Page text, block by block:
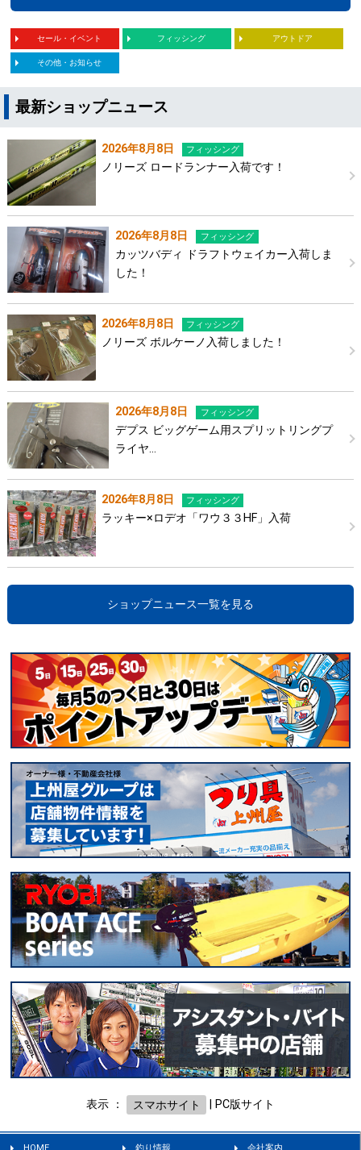
セール・イベント フィッシング アウトドア
その他・お知らせ
最新ショップニュース
2026年8月8日 フィッシング
ノリーズ ロードランナー入荷です！
2026年8月8日 フィッシング
カッツバディ ドラフトウェイカー入荷しま
した！
2026年8月8日 フィッシング
ノリーズ ボルケーノ入荷しました！
2026年8月8日 フィッシング
デプス ビッグゲーム用スプリットリングプ
ライヤ…
2026年8月8日 フィッシング
ラッキー×ロデオ「ワウ３３HF」入荷
ショップニュース一覧を見る
表示 ： スマホサイト PC版サイト